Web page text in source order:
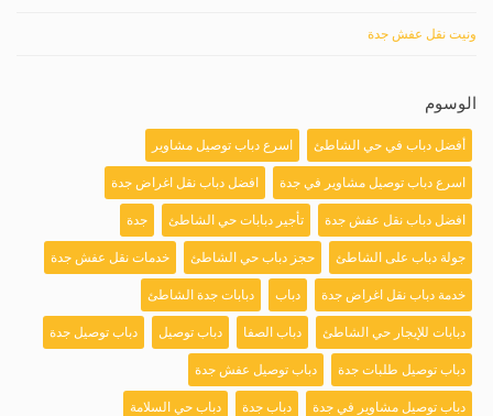
ونيت نقل عفش جدة
الوسوم
أفضل دباب في حي الشاطئ اسرع دباب توصيل مشاوير
اسرع دباب توصيل مشاوير في جدة افضل دباب نقل اغراض جدة
افضل دباب نقل عفش جدة تأجير دبابات حي الشاطئ جدة
جولة دباب على الشاطئ حجز دباب حي الشاطئ خدمات نقل عفش جدة
خدمة دباب نقل اغراض جدة دباب دبابات جدة الشاطئ
دبابات للإيجار حي الشاطئ دباب الصفا دباب توصيل دباب توصيل جدة
دباب توصيل طلبات جدة دباب توصيل عفش جدة
دباب توصيل مشاوير في جدة دباب جدة دباب حي السلامة